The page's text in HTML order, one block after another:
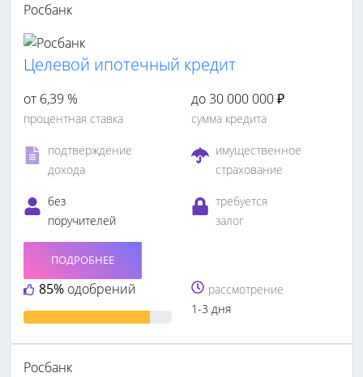
Росбанк
Целевой ипотечный кредит
от 6,39 %
процентная ставка
до 30 000 000 ₽
сумма кредита
подтверждение
дохода
имущественное
страхование
без
поручителей
требуется
залог
85% одобрений
ПОДРОБНЕЕ
рассмотрение
1-3 дня
Росбанк